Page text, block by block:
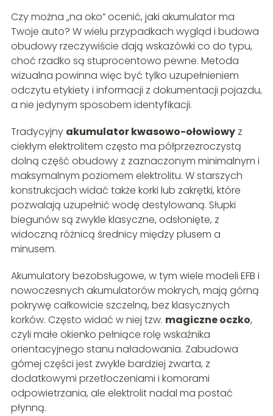
Czy można „na oko” ocenić, jaki akumulator ma
Twoje auto? W wielu przypadkach wygląd i budowa
obudowy rzeczywiście dają wskazówki co do typu,
choć rzadko są stuprocentowo pewne. Metoda
wizualna powinna więc być tylko uzupełnieniem
odczytu etykiety i informacji z dokumentacji pojazdu,
a nie jedynym sposobem identyfikacji.
Tradycyjny akumulator kwasowo-ołowiowyz
ciekłym elektrolitem często ma półprzezroczystą
dolną część obudowy z zaznaczonym minimalnym i
maksymalnym poziomem elektrolitu. W starszych
konstrukcjach widać także korki lub zakrętki, które
pozwalają uzupełnić wodę destylowaną. Słupki
biegunów są zwykle klasyczne, odsłonięte, z
widoczną różnicą średnicy między plusem a
minusem.
Akumulatory bezobsługowe, w tym wiele modeli EFB i
nowoczesnych akumulatorów mokrych, mają górną
pokrywę całkowicie szczelną, bez klasycznych
korków. Często widać w niej tzw. magiczne oczko,
czyli małe okienko pełniące rolę wskaźnika
orientacyjnego stanu naładowania. Zabudowa
górnej części jest zwykle bardziej zwarta, z
dodatkowymi przetłoczeniami i komorami
odpowietrzania, ale elektrolit nadal ma postać
płynną.